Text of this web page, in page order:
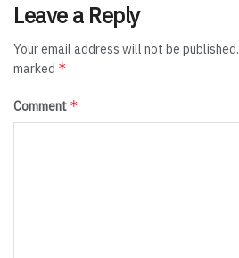
Leave a Reply
Your email address will not be published.
marked *
Comment *